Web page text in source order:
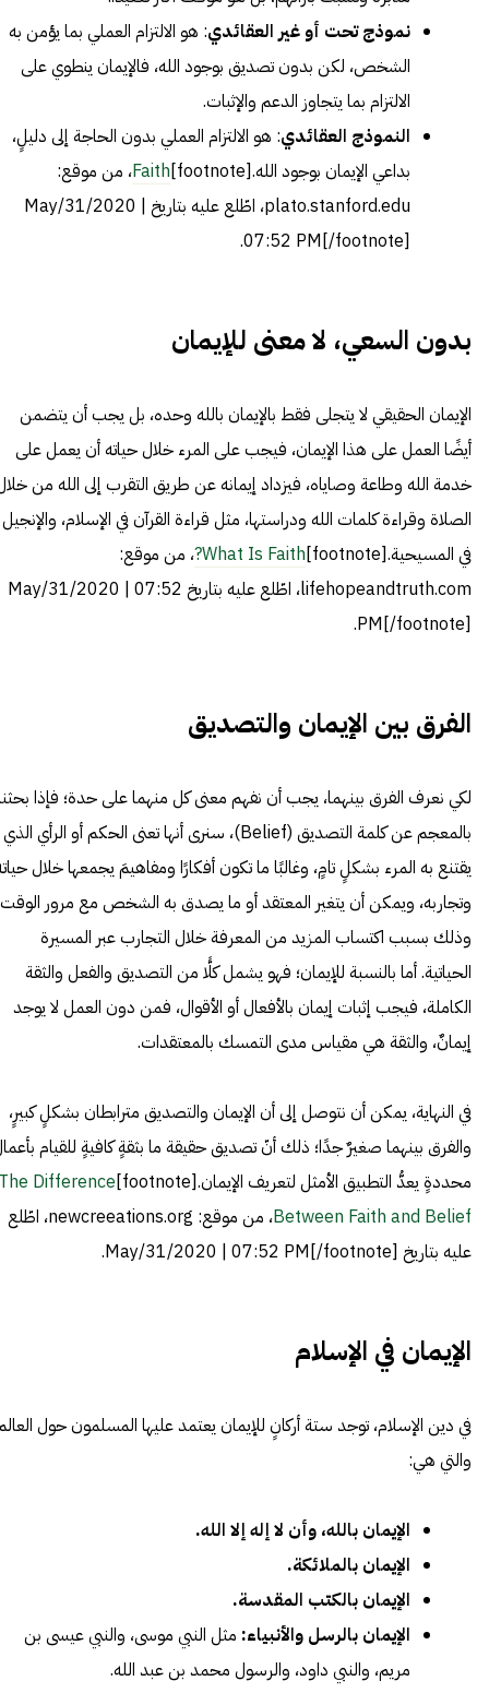
نموذج تحت أو غير العقائدي: هو الالتزام العملي بما يؤمن به
الشخص، لكن بدون تصديق بوجود الله، فالإيمان ينطوي على
الالتزام بما يتجاوز الدعم والإثبات.
النموذج العقائدي: هو الالتزام العملي بدون الحاجة إلى دليلٍ،
بداعي الإيمان بوجود الله.[footnote]
Faith، من موقع:
plato.stanford.edu، اطّلع عليه بتاريخ May/31/2020 |
07:52 PM[/footnote].
بدون السعي، لا معنى للإيمان
الإيمان الحقيقي لا يتجلى فقط بالإيمان بالله وحده، بل يجب أن يتضمن
أيضًا العمل على هذا الإيمان، فيجب على المرء خلال حياته أن يعمل على
خدمة الله وطاعة وصاياه، فيزداد إيمانه عن طريق التقرب إلى الله من
الصلاة وقراءة كلمات الله ودراستها، مثل قراءة القرآن في الإسلام، والإنجيل
في المسيحية.[footnote]
What Is Faith? ، من موقع:
lifehopeandtruth.com، اطّلع عليه بتاريخ May/31/2020 | 07:52
PM[/footnote].
الفرق بين الإيمان والتصديق
لكي نعرف الفرق بينهما، يجب أن نفهم معنى كل منهما على حدة؛ فإذا
بالمعجم عن كلمة التصديق (Belief)، سنرى أنها تعنى الحكم أو الرأي الذي
يقتنع به المرء بشكلٍ تامٍ، وغالبًا ما تكون أفكارًا ومفاهيمَ يجمعها خلال
وتجاربه، ويمكن أن يتغير المعتقد أو ما يصدق به الشخص مع مرور
وذلك بسبب اكتساب المزيد من المعرفة خلال التجارب عبر المسيرة
الحياتية. أما بالنسبة للإيمان؛ فهو يشمل كلًّا من التصديق والفعل والثقة
الكاملة، فيجب إثبات إيمان بالأفعال أو الأقوال، فمن دون العمل لا يوجد
إيمانٌ، والثقة هي مقياس مدى التمسك بالمعتقدات.
في النهاية، يمكن أن نتوصل إلى أن الإيمان والتصديق مترابطان بشكلٍ كبيرٍ،
والفرق بينهما صغيرٌ جدًا؛ ذلك أنّ تصديق حقيقة ما بثقةٍ كافيةٍ للقيام
محددةٍ يعدُّ التطبيق الأمثل لتعريف الإيمان.[footnote]
Difference
Between Faith and Belief
، من موقع: newcreeations.org، اطّلع
عليه بتاريخ May/31/2020 | 07:52 PM[/footnote].
الإيمان في الإسلام
في دين الإسلام، توجد ستة أركانٍ للإيمان يعتمد عليها المسلمون حول
والتي هي:
الإيمان بالله، وأن لا إله إلا الله.
الإيمان بالملائكة.
الإيمان بالكتب المقدسة.
الإيمان بالرسل والأنبياء: مثل النبي موسى، والنبي عيسى بن
مريم، والنبي داود، والرسول محمد بن عبد الله.